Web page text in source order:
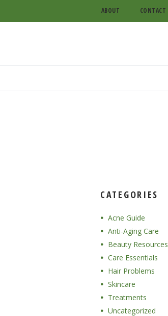
ABOUT CONTACT
CATEGORIES
Acne Guide
Anti-Aging Care
Beauty Resources
Care Essentials
Hair Problems
Skincare
Treatments
Uncategorized